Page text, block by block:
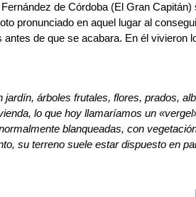
de Córdoba (El Gran
pronunciado en aquel lugar al
de que se acabara. En él vivieron
árboles frutales, flores, prados,
lo que hoy llamaríamos un
blanqueadas, con
su terreno suele estar dispuesto en